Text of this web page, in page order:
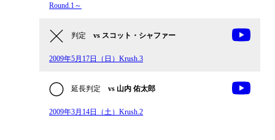
Round.1～
判定 vs スコット・シャファー
2009年5月17日（日）Krush.3
延長判定 vs 山内 佑太郎
2009年3月14日（土）Krush.2